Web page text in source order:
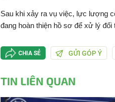
Sau khi xảy ra vụ việc, lực lượng
đang hoàn thiện hồ sơ để xử lý đối
CHIA SẺ GỬI GÓP Ý
TIN LIÊN QUAN